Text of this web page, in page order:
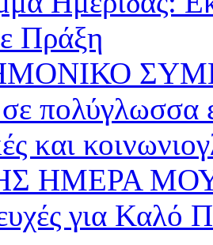
Πράξη
πολύγλωσσα
και
ΗΜΕΡΑ
για Καλό